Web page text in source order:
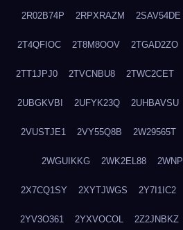
2R02B74P 2RPXRAZM 2SAV54DE
2T4QFIOC 2T8M8OOV 2TGAD2ZO
2TT1JPJ0 2TVCNBU8 2TWC2CET
2UBGKVBI 2UFYK23Q 2UHBAVSU
2VUSTJE1 2VY55Q8B 2W29565T
2WGUIKKG 2WK2EL88
2X7CQ1SY 2XYTJWGS 2Y7I1IC2
2YV3O361 2YXVOCOL 2Z2JNBKZ